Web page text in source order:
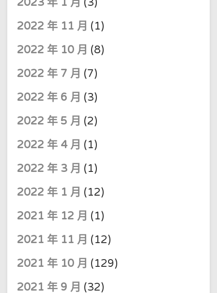
2022 年 11 月 (1)
2022 年 10 月 (8)
2022 年 7 月 (7)
2022 年 6 月 (3)
2022 年 5 月 (2)
2022 年 4 月 (1)
2022 年 3 月 (1)
2022 年 1 月 (12)
2021 年 12 月 (1)
2021 年 11 月 (12)
2021 年 10 月 (129)
2021 年 9 月 (32)